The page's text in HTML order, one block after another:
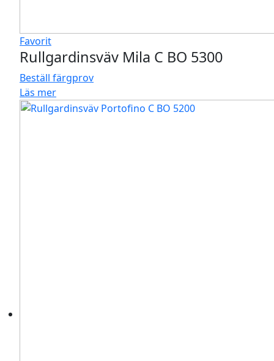
Favorit
Rullgardinsväv Mila C BO 5300
Beställ färgprov
Läs mer